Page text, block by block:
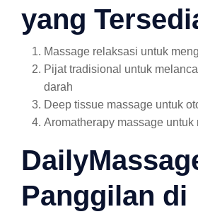
yang
Massage relaksasi untuk
Pijat tradisional untuk
darah
Deep tissue massage untuk
Aromatherapy massage untuk
Panggilan di